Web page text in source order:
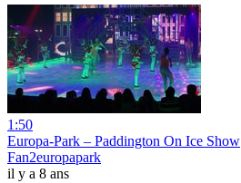
1:50
Europa-Park – Paddington On Ice Show
Fan2europapark
il y a 8 ans